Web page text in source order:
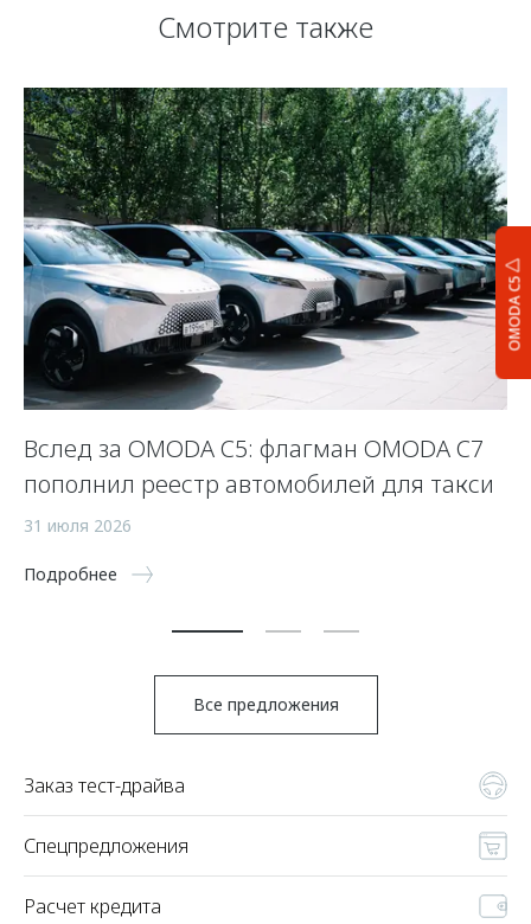
OMODA C5
Смотрите также
Вслед за OMODA C5: флагман OMODA C7
пополнил реестр автомобилей для такси
31 июля 2026
Подробнее
Все предложения
Заказ тест-драйва
Спецпредложения
Расчет кредита